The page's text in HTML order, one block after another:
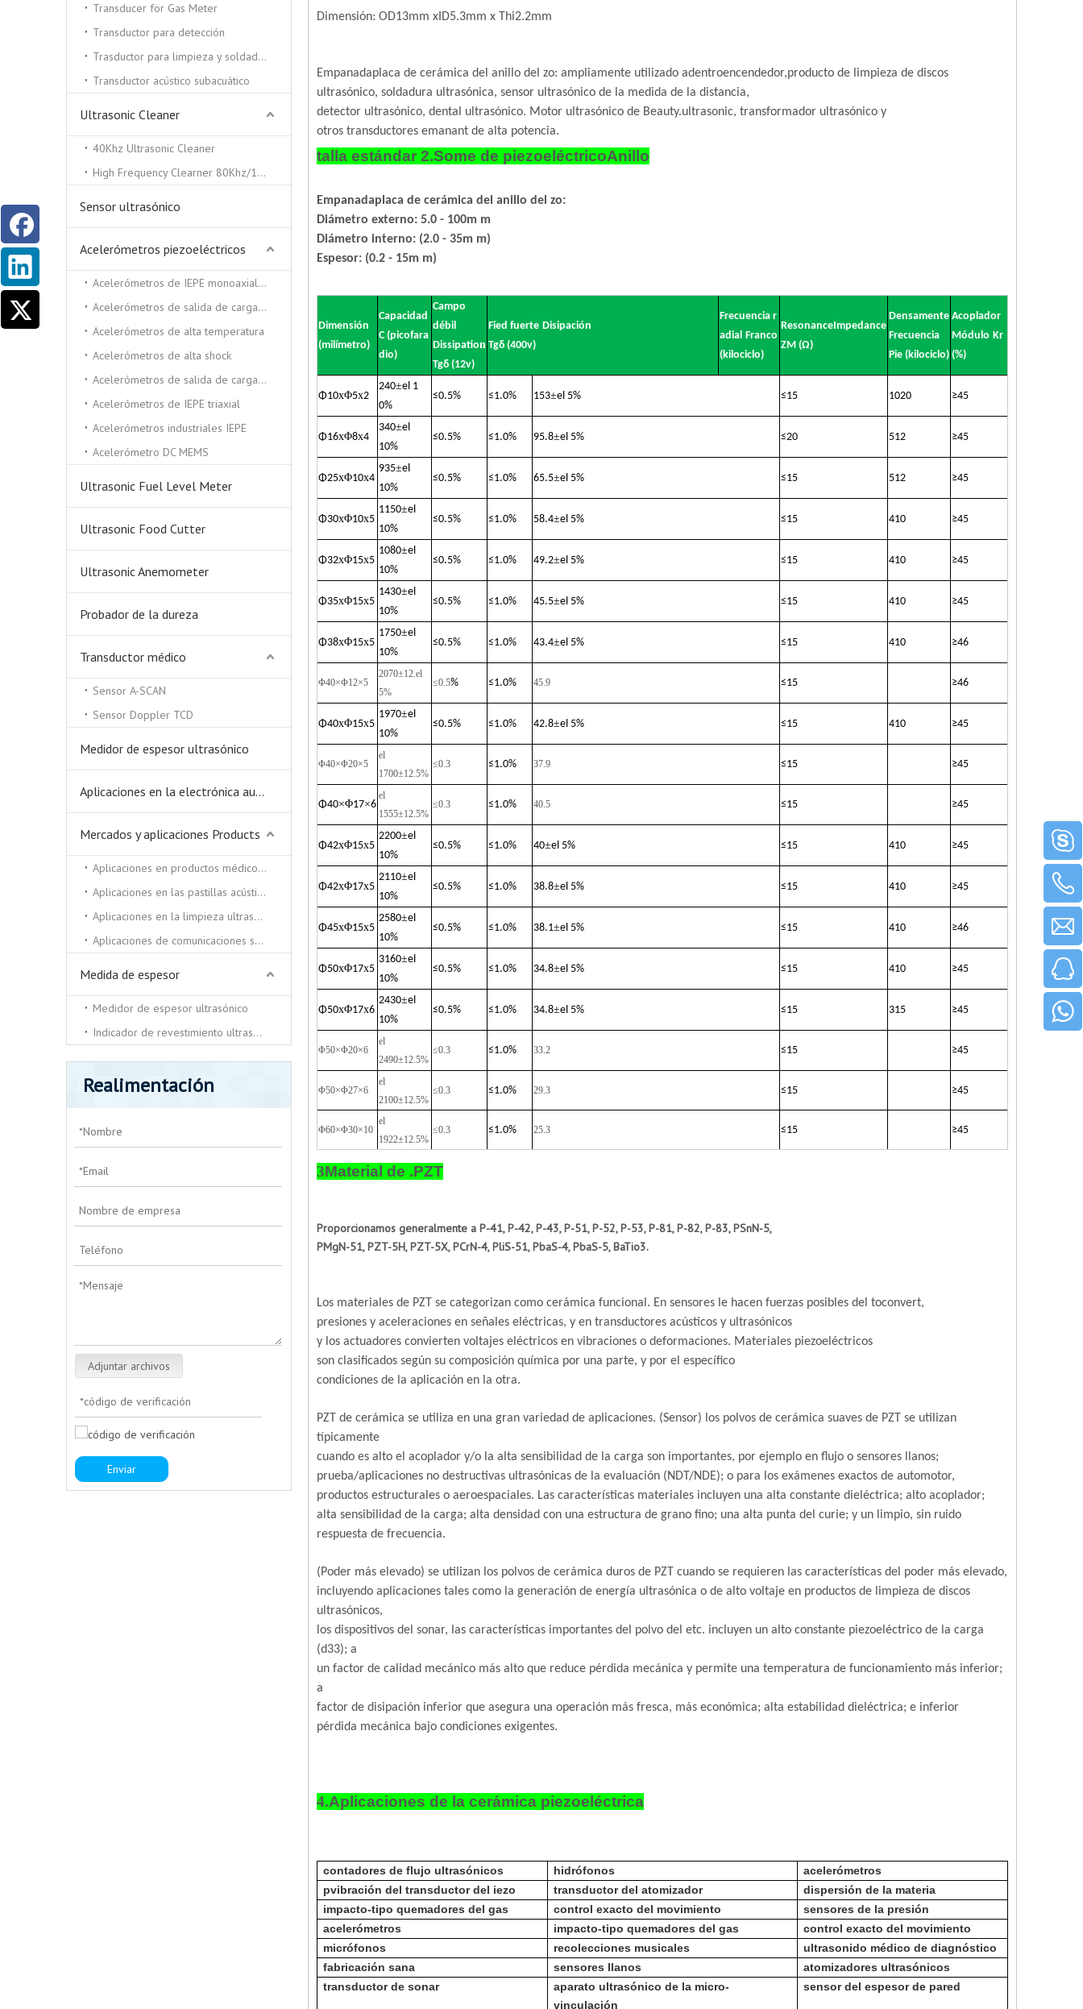
Transducer for Gas Meter
Transductor para detección
Trasductor para limpieza y soldadura por ultrasonidos.
Transductor acústico subacuático
Ultrasonic Cleaner
40Khz Ultrasonic Cleaner
High Frequency Clearner 80Khz/100Khz/130/Khz
Sensor ultrasónico
Acelerómetros piezoeléctricos
Acelerómetros de IEPE monoaxiales
Acelerómetros de salida de carga triaxial
Acelerómetros de alta temperatura
Acelerómetros de alta shock
Acelerómetros de salida de carga monocial
Acelerómetros de IEPE triaxial
Acelerómetros industriales IEPE
Acelerómetro DC MEMS
Ultrasonic Fuel Level Meter
Ultrasonic Food Cutter
Ultrasonic Anemometer
Probador de la dureza
Transductor médico
Sensor A-SCAN
Sensor Doppler TCD
Medidor de espesor ultrasónico
Aplicaciones en la electrónica automática.
Mercados y aplicaciones Products
Aplicaciones en productos médicos y de belleza.
Aplicaciones en las pastillas acústicas.
Aplicaciones en la limpieza ultrasónica y soldadora ultrasónica.
Aplicaciones de comunicaciones submarinas.
Medida de espesor
Medidor de espesor ultrasónico
Indicador de revestimiento ultrasónico
Realimentación
Adjuntar archivos
Enviar
Dimensión: OD13mm xID5.3mm x Thi2.2mm
Empanadaplaca de cerámica del anillo del zo: ampliamente utilizado adentroencendedor,producto de limpieza de discos
ultrasónico, soldadura ultrasónica, sensor ultrasónico de la medida de la distancia,
detector ultrasónico, dental ultrasónico. Motor ultrasónico de Beauty.ultrasonic, transformador ultrasónico y
otros transductores emanant de alta potencia.
talla estándar 2.Some de piezoeléctricoAnillo
Empanadaplaca de cerámica del anillo del zo:
Diámetro externo: 5.0 - 100m m
Diámetro interno: (2.0 - 35m m)
Espesor: (0.2 - 15m m)
Dimensión
(milímetro)
Capacidad
C (picofara
dio)
Campo
débil
Dissipation
Tgδ (12v)
Fied fuerte Disipación
Tgδ (400v)
Frecuencia r
adial Franco
(kilociclo)
ResonanceImpedance
ZM (Ω)
Densamente
Frecuencia
Pie (kilociclo)
Acoplador
Módulo Kr
(%)
Φ10xΦ5x2
240±el 1
0%
≤0.5% ≤1.0% 153±el 5% ≤15 1020 ≥45
Φ16xΦ8x4
340±el
10%
≤0.5% ≤1.0% 95.8±el 5% ≤20 512 ≥45
Φ25xΦ10x4
935±el
10%
≤0.5% ≤1.0% 65.5±el 5% ≤15 512 ≥45
Φ30xΦ10x5
1150±el
10%
≤0.5% ≤1.0% 58.4±el 5% ≤15 410 ≥45
Φ32xΦ15x5
1080±el
10%
≤0.5% ≤1.0% 49.2±el 5% ≤15 410 ≥45
Φ35xΦ15x5
1430±el
10%
≤0.5% ≤1.0% 45.5±el 5% ≤15 410 ≥45
Φ38xΦ15x5
1750±el
10%
≤0.5% ≤1.0% 43.4±el 5% ≤15 410 ≥46
Φ40×Φ12×5
2070±12.el
5%
≤0.5% ≤1.0% 45.9 ≤15 ≥46
Φ40xΦ15x5
1970±el
10%
≤0.5% ≤1.0% 42.8±el 5% ≤15 410 ≥45
Φ40×Φ20×5
el
1700±12.5%
≤0.3 ≤1.0% 37.9 ≤15 ≥45
Φ40×Φ17×6
el
1555±12.5%
≤0.3 ≤1.0% 40.5 ≤15 ≥45
Φ42xΦ15x5
2200±el
10%
≤0.5% ≤1.0% 40±el 5% ≤15 410 ≥45
Φ42xΦ17x5
2110±el
10%
≤0.5% ≤1.0% 38.8±el 5% ≤15 410 ≥45
Φ45xΦ15x5
2580±el
10%
≤0.5% ≤1.0% 38.1±el 5% ≤15 410 ≥46
Φ50xΦ17x5
3160±el
10%
≤0.5% ≤1.0% 34.8±el 5% ≤15 410 ≥45
Φ50xΦ17x6
2430±el
10%
≤0.5% ≤1.0% 34.8±el 5% ≤15 315 ≥45
Φ50×Φ20×6
el
2490±12.5%
≤0.3 ≤1.0% 33.2 ≤15 ≥45
Φ50×Φ27×6
el
2100±12.5%
≤0.3 ≤1.0% 29.3 ≤15 ≥45
Φ60×Φ30×10
el
1922±12.5%
≤0.3 ≤1.0% 25.3 ≤15 ≥45
3Material de .PZT
Proporcionamos generalmente a P-41, P-42, P-43, P-51, P-52, P-53, P-81, P-82, P-83, PSnN-5,
PMgN-51, PZT-5H, PZT-5X, PCrN-4, PliS-51, PbaS-4, PbaS-5, BaTio3.
Los materiales de PZT se categorizan como cerámica funcional. En sensores le hacen fuerzas posibles del toconvert,
presiones y aceleraciones en señales eléctricas, y en transductores acústicos y ultrasónicos
y los actuadores convierten voltajes eléctricos en vibraciones o deformaciones. Materiales piezoeléctricos
son clasificados según su composición química por una parte, y por el específico
condiciones de la aplicación en la otra.
PZT de cerámica se utiliza en una gran variedad de aplicaciones. (Sensor) los polvos de cerámica suaves de PZT se utilizan
típicamente
cuando es alto el acoplador y/o la alta sensibilidad de la carga son importantes, por ejemplo en flujo o sensores llanos;
prueba/aplicaciones no destructivas ultrasónicas de la evaluación (NDT/NDE); o para los exámenes exactos de automotor,
productos estructurales o aeroespaciales. Las características materiales incluyen una alta constante dieléctrica; alto acoplador;
alta sensibilidad de la carga; alta densidad con una estructura de grano fino; una alta punta del curie; y un limpio, sin ruido
respuesta de frecuencia.
(Poder más elevado) se utilizan los polvos de cerámica duros de PZT cuando se requieren las características del poder más elevado,
incluyendo aplicaciones tales como la generación de energía ultrasónica o de alto voltaje en productos de limpieza de discos
ultrasónicos,
los dispositivos del sonar, las características importantes del polvo del etc. incluyen un alto constante piezoeléctrico de la carga
(d33); a
un factor de calidad mecánico más alto que reduce pérdida mecánica y permite una temperatura de funcionamiento más inferior;
a
factor de disipación inferior que asegura una operación más fresca, más económica; alta estabilidad dieléctrica; e inferior
pérdida mecánica bajo condiciones exigentes.
4.Aplicaciones de la cerámica piezoeléctrica
contadores de flujo ultrasónicos hidrófonos
acelerómetros
pvibración del transductor del iezo transductor del atomizador
dispersión de la materia
impacto-tipo quemadores del gas
control exacto del movimiento
sensores de la presión
acelerómetros
impacto-tipo quemadores del gas
control exacto del movimiento
micrófonos
recolecciones musicales
ultrasonido médico de diagnóstico
fabricación sana
sensores llanos
atomizadores ultrasónicos
transductor de sonar
aparato ultrasónico de la micro-
vinculación
sensor del espesor de pared